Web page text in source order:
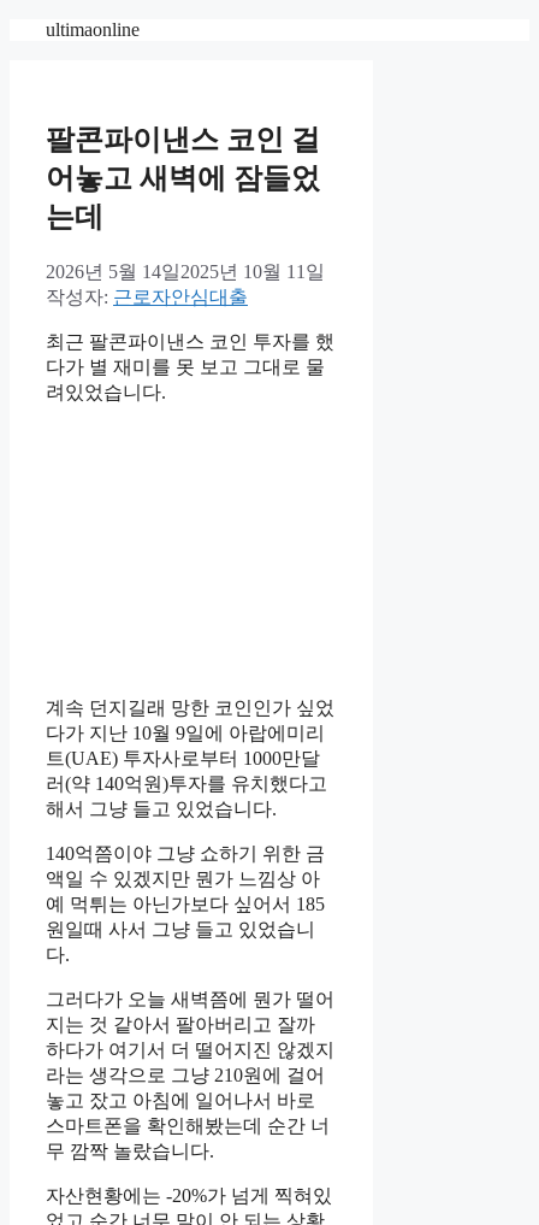
ultimaonline
팔콘파이낸스 코인 걸
어놓고 새벽에 잠들었
는데
2026년 5월 14일2025년 10월 11일
작성자: 근로자안심대출
최근 팔콘파이낸스 코인 투자를 했
다가 별 재미를 못 보고 그대로 물
려있었습니다.
계속 던지길래 망한 코인인가 싶었
다가 지난 10월 9일에 아랍에미리
트(UAE) 투자사로부터 1000만달
러(약 140억원)투자를 유치했다고
해서 그냥 들고 있었습니다.
140억쯤이야 그냥 쇼하기 위한 금
액일 수 있겠지만 뭔가 느낌상 아
예 먹튀는 아닌가보다 싶어서 185
원일때 사서 그냥 들고 있었습니
다.
그러다가 오늘 새벽쯤에 뭔가 떨어
지는 것 같아서 팔아버리고 잘까
하다가 여기서 더 떨어지진 않겠지
라는 생각으로 그냥 210원에 걸어
놓고 잤고 아침에 일어나서 바로
스마트폰을 확인해봤는데 순간 너
무 깜짝 놀랐습니다.
자산현황에는 -20%가 넘게 찍혀있